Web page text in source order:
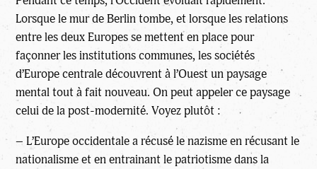
Lorsque le mur de Berlin tombe, et lorsque les relations
entre les deux Europes se mettent en place pour
façonner les institutions communes, les sociétés
d’Europe centrale découvrent à l’Ouest un paysage
mental tout à fait nouveau. On peut appeler ce paysage
celui de la post-modernité. Voyez plutôt :
– L’Europe occidentale a récusé le nazisme en récusant le
nationalisme et en entrainant le patriotisme dans la